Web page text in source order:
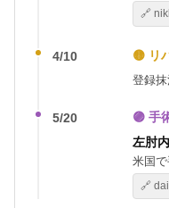
🔗
4/10 🟡 リ
登録抹
5/20
🟣 手
左肘
米国
🔗